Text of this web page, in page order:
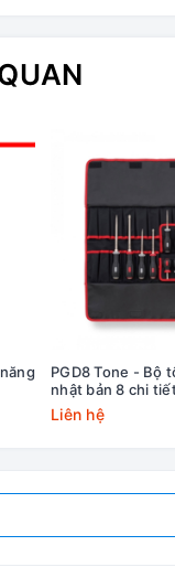
PGD8 Tone - Bộ
nhật bản 8 chi
Liên hệ